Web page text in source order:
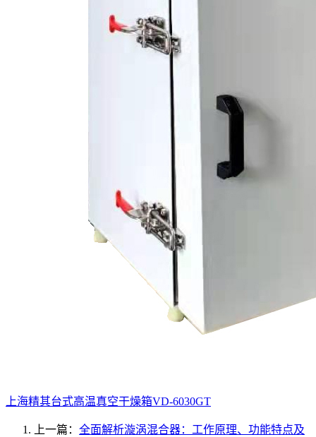
上海精其台式高温真空干燥箱VD-6030GT
上一篇： 全面解析漩涡混合器：工作原理、功能特点及